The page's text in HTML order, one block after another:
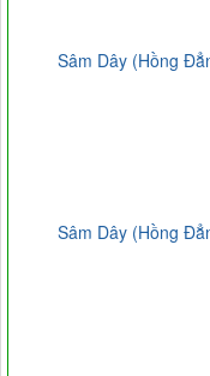
Sâm Dây (Hồng
Sâm Dây (Hồng